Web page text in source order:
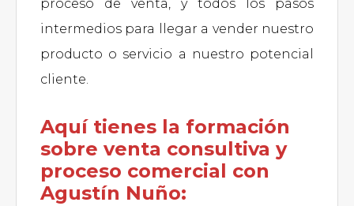
proceso de venta, y todos los pasos
intermedios para llegar a vender nuestro
producto o servicio a nuestro potencial
cliente.
Aquí tienes la formación
sobre venta consultiva y
proceso comercial con
Agustín Nuño: